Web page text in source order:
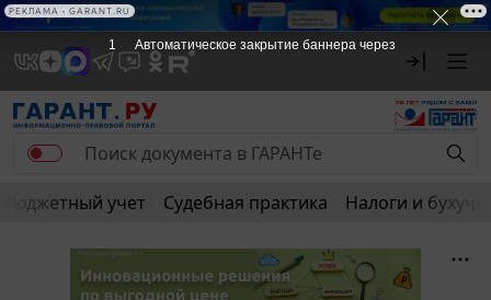
Бюджетный учет Судебная практика Налоги и
1 Автоматическое закрытие баннера через
РЕКЛАМА • GARANT.RU